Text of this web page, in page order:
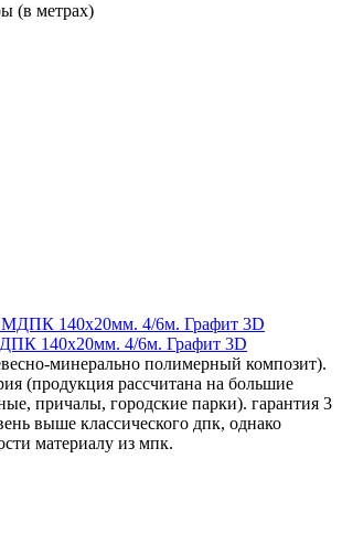
(в метрах)
140x20мм. 4/6м. Графит 3D
минерально полимерный композит).
(продукция рассчитана на большие
причалы, городские парки). гарантия 3
выше классического дпк, однако
материалу из мпк.